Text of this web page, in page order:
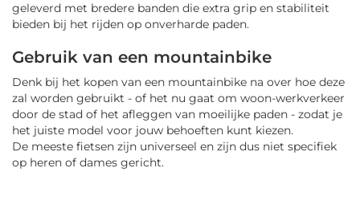
geleverd met bredere banden die extra grip en stabiliteit
bieden bij het rijden op onverharde paden.
Gebruik van een mountainbike
Denk bij het kopen van een mountainbike na over hoe deze
zal worden gebruikt - of het nu gaat om woon-werkverkeer
door de stad of het afleggen van moeilijke paden - zodat je
het juiste model voor jouw behoeften kunt kiezen.
De meeste fietsen zijn universeel en zijn dus niet specifiek
op heren of dames gericht.